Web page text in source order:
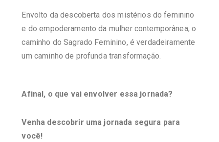
Envolto da descoberta dos mistérios do feminino
e do empoderamento da mulher contemporânea, o
caminho do Sagrado Feminino, é verdadeiramente
um caminho de profunda transformação.
Afinal, o que vai envolver essa jornada?
Venha descobrir uma jornada segura para
você!